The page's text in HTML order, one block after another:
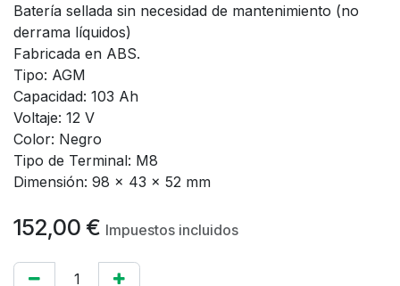
Batería sellada sin necesidad de mantenimiento (no
derrama líquidos)
Fabricada en ABS.
Tipo: AGM
Capacidad: 103 Ah
Voltaje: 12 V
Color: Negro
Tipo de Terminal: M8
Dimensión: 98 x 43 x 52 mm
152,00 € Impuestos incluidos